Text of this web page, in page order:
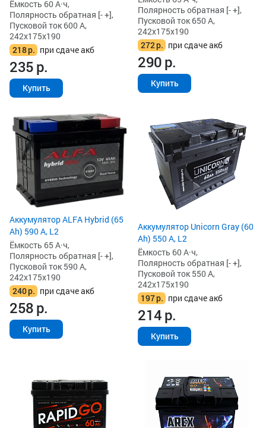
Ёмкость 60 А·ч,
Полярность обратная [- +],
Пусковой ток 600 А,
242x175x190
218р. при сдаче акб
235р.
Купить
Полярность обратная [- +],
Пусковой ток 650 А,
242x175x190
272р. при сдаче акб
290р.
Купить
Аккумулятор ALFA Hybrid (65
Ah) 590 А, L2
Ёмкость 65 А·ч,
Полярность обратная [- +],
Пусковой ток 590 А,
242x175x190
240р. при сдаче акб
258р.
Купить
Аккумулятор Unicorn Gray (60
Ah) 550 А, L2
Ёмкость 60 А·ч,
Полярность обратная [- +],
Пусковой ток 550 А,
242x175x190
197р. при сдаче акб
214р.
Купить